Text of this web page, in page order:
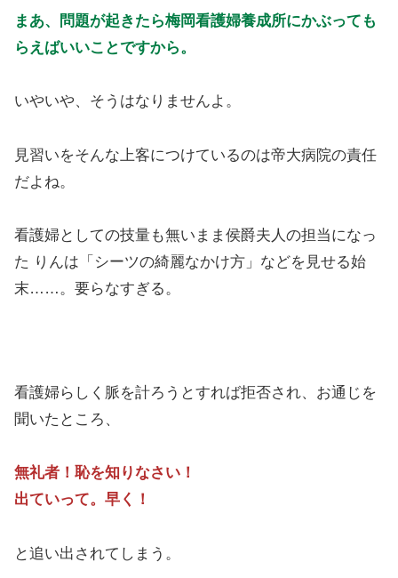
まあ、問題が起きたら梅岡看護婦養成所にかぶっても
らえばいいことですから。
いやいや、そうはなりませんよ。
見習いをそんな上客につけているのは帝大病院の責任
だよね。
看護婦としての技量も無いまま侯爵夫人の担当になっ
た りんは「シーツの綺麗なかけ方」などを見せる始
末……。要らなすぎる。
看護婦らしく脈を計ろうとすれば拒否され、お通じを
聞いたところ、
無礼者！恥を知りなさい！
出ていって。早く！
と追い出されてしまう。